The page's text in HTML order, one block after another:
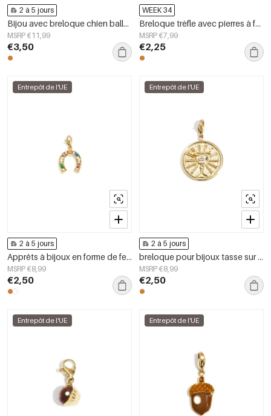
2 à 5 jours
Bijou avec breloque chien ballon à faire soi-même
MSRP €11,99
€3,50
WEEK 34
Breloque trèfle avec pierres à faire soi-même
MSRP €7,99
€2,25
Entrepôt de l'UE
2 à 5 jours
Apprêts à bijoux en forme de fer à cheval, collection simple et décontractée pour femmes
MSRP €8,99
€2,50
Entrepôt de l'UE
2 à 5 jours
breloque pour bijoux tasse sur pièce de monnaie bricolage
MSRP €8,99
€2,50
Entrepôt de l'UE Entrepôt de l'UE